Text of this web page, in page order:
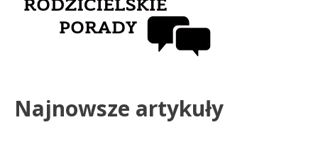
Najnowsze artykuły